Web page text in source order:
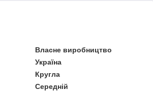
Власне виробництво
Україна
Кругла
Середній